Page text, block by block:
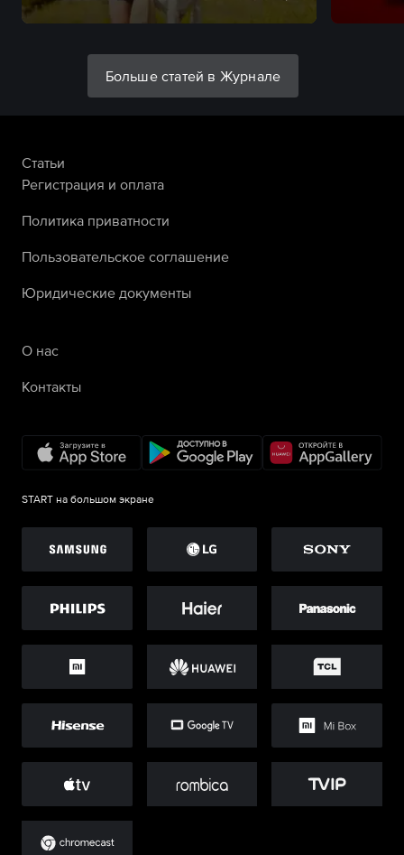
Больше статей в Журнале
Статьи
Регистрация и оплата
Политика приватности
Пользовательское соглашение
Юридические документы
О нас
Контакты
START на большом экране